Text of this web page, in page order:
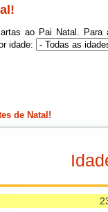
ao Pai Natal. Para
idade:
de Natal!